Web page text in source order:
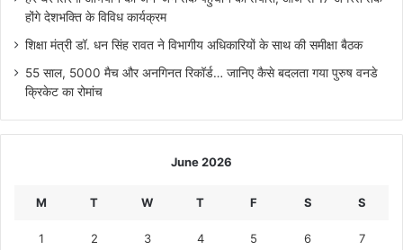
होंगे देशभक्ति के विविध कार्यक्रम
शिक्षा मंत्री डॉ. धन सिंह रावत ने विभागीय अधिकारियों के साथ की समीक्षा बैठक
55 साल, 5000 मैच और अनगिनत रिकॉर्ड… जानिए कैसे बदलता गया पुरुष वनडे
क्रिकेट का रोमांच
June 2026
M T W T F S S
1 2 3 4 5 6 7